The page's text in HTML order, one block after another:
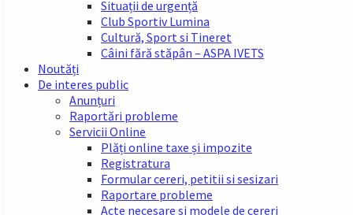
Situații de urgență
Club Sportiv Lumina
Cultură, Sport si Tineret
Câini fără stăpân – ASPA IVETS
Noutăți
De interes public
Anunțuri
Raportări probleme
Servicii Online
Plăți online taxe și impozite
Registratura
Formular cereri, petitii si sesizari
Raportare probleme
Acte necesare si modele de cereri